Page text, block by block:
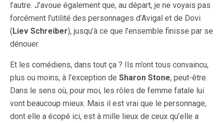
l’autre. J’avoue également que, au départ, je ne voyais pas
forcément l’utilité des personnages d’Avigal et de Dovi
( Liev Schreiber), jusqu’à ce que l’ensemble finisse par se
dénouer.
Et les comédiens, dans tout ça ? Ils m’ont tous convaincu,
plus ou moins, à l’exception de Sharon Stone, peut-être.
Dans le sens où, pour moi, les rôles de femme fatale lui
vont beaucoup mieux. Mais il est vrai que le personnage,
dont elle a écopé ici, est à mille lieux de ceux qu’elle a